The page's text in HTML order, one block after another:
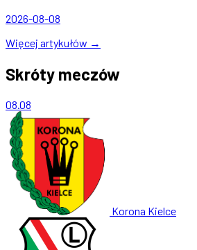
2026-08-08
Więcej artykułów →
Skróty meczów
08.08
Korona Kielce